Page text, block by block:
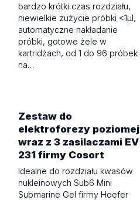
bardzo krótki czas rozdziału,
niewielkie zużycie próbki <1µl,
automatyczne nakładanie
próbki, gotowe żele w
kartridżach, od 1 do 96 próbek
na…
Zestaw do
elektroforezy poziomej
wraz z 3 zasilaczami EV
231 firmy Cosort
Idealne do rozdziału kwasów
nukleinowych Sub6 Mini
Submarine Gel firmy Hoefer